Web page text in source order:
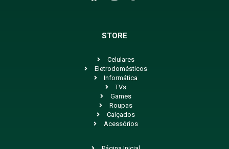
STORE
Celulares
Eletrodomésticos
Informática
TVs
Games
Roupas
Calçados
Acessórios